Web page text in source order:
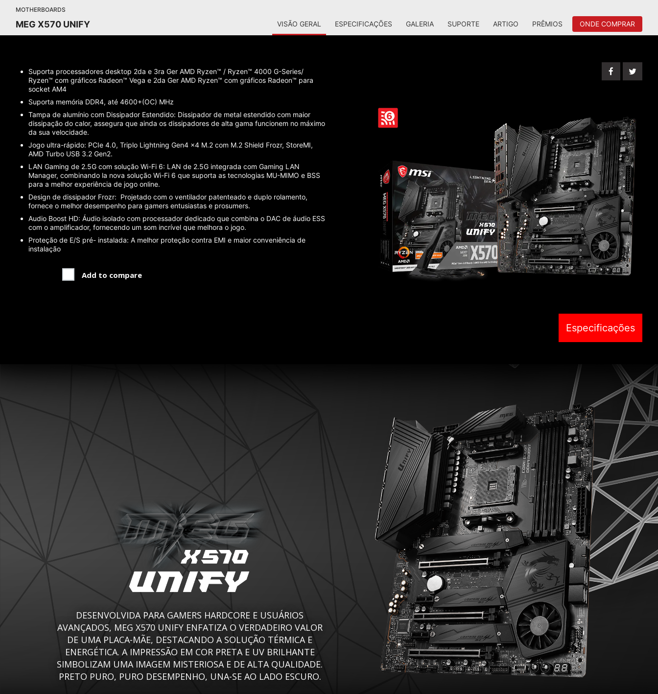
MOTHERBOARDS
MEG X570 UNIFY VISÃO GERAL ESPECIFICAÇÕES GALERIA SUPORTE ARTIGO PRÊMIOS ONDE COMPRAR
Especificações
Suporta processadores desktop 2da e 3ra Ger AMD Ryzen™ / Ryzen™ 4000 G-Series/
Ryzen™ com gráficos Radeon™ Vega e 2da Ger AMD Ryzen™ com gráficos Radeon™ para
socket AM4
Suporta memória DDR4, até 4600+(OC) MHz
Tampa de alumínio com Dissipador Estendido: Dissipador de metal estendido com maior
dissipação do calor, assegura que ainda os dissipadores de alta gama funcionem no máximo
da sua velocidade.
Jogo ultra-rápido: PCIe 4.0, Triplo Lightning Gen4 x4 M.2 com M.2 Shield Frozr, StoreMI,
AMD Turbo USB 3.2 Gen2.
LAN Gaming de 2.5G com solução Wi-Fi 6: LAN de 2.5G integrada com Gaming LAN
Manager, combinando la nova solução Wi-Fi 6 que suporta as tecnologias MU-MIMO e BSS
para a melhor experiência de jogo online.
Design de dissipador Frozr: Projetado com o ventilador patenteado e duplo rolamento,
fornece o melhor desempenho para gamers entusiastas e prosumers.
Audio Boost HD: Áudio isolado com processador dedicado que combina o DAC de áudio ESS
com o amplificador, fornecendo um som incrível que melhora o jogo.
Proteção de E/S pré- instalada: A melhor proteção contra EMI e maior conveniência de
instalação
Add to compare
DESENVOLVIDA PARA GAMERS HARDCORE E USUÁRIOS
AVANÇADOS, MEG X570 UNIFY ENFATIZA O VERDADEIRO VALOR
DE UMA PLACA-MÃE, DESTACANDO A SOLUÇÃO TÉRMICA E
ENERGÉTICA. A IMPRESSÃO EM COR PRETA E UV BRILHANTE
SIMBOLIZAM UMA IMAGEM MISTERIOSA E DE ALTA QUALIDADE.
PRETO PURO, PURO DESEMPENHO, UNA-SE AO LADO ESCURO.